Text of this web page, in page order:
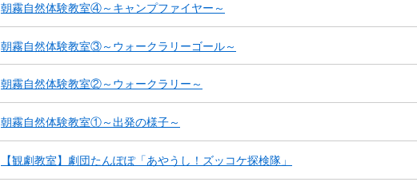
朝霧自然体験教室④～キャンプファイヤー～
朝霧自然体験教室③～ウォークラリーゴール～
朝霧自然体験教室②～ウォークラリー～
朝霧自然体験教室①～出発の様子～
【観劇教室】劇団たんぽぽ「あやうし！ズッコケ探検隊」